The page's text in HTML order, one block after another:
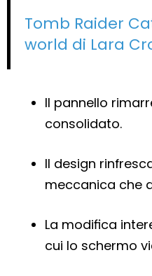
Tomb Raider
world di Lara
Il pannello
consolidato.
Il design
meccanica che
La modifica
cui lo schermo